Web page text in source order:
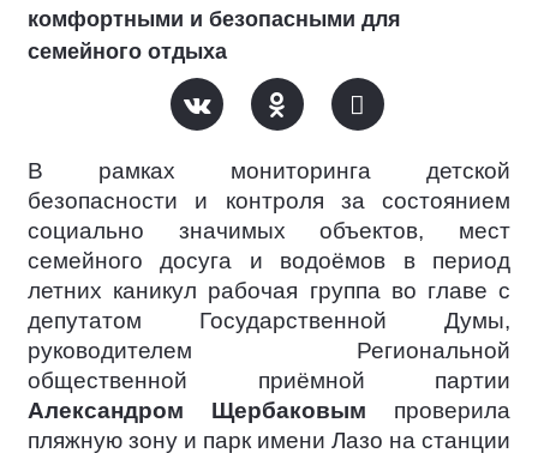
комфортными и безопасными для
семейного отдыха
В рамках мониторинга детской
безопасности и контроля за состоянием
социально значимых объектов, мест
семейного досуга и водоёмов в период
летних каникул рабочая группа во главе с
депутатом Государственной Думы,
руководителем Региональной
общественной приёмной партии
Александром Щербаковым проверила
пляжную зону и парк имени Лазо на станции